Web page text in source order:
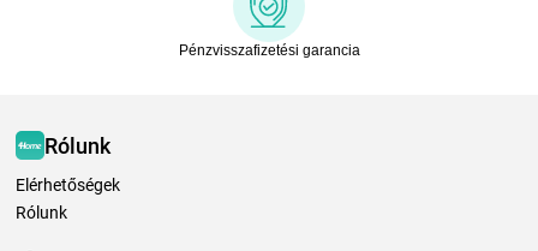
Pénzvisszafizetési garancia
Rólunk
Elérhetőségek
Rólunk